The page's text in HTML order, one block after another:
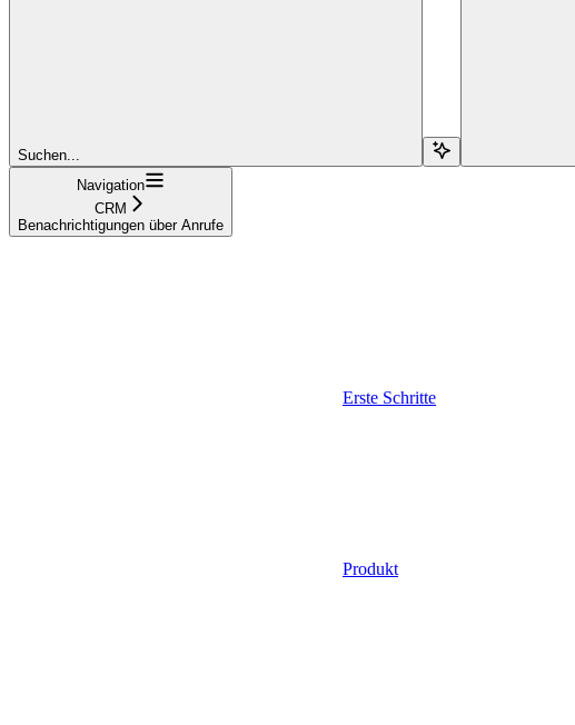
Suchen...
Navigation
CRM
Benachrichtigungen über Anrufe
Erste Schritte
Produkt